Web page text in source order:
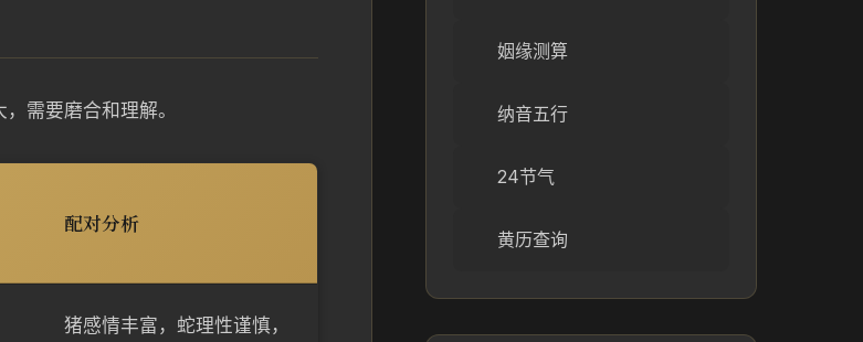
需要磨合和理解。
配对分析
猪感情丰富，蛇理性谨慎，
姻缘测算
纳音五行
24节气
黄历查询